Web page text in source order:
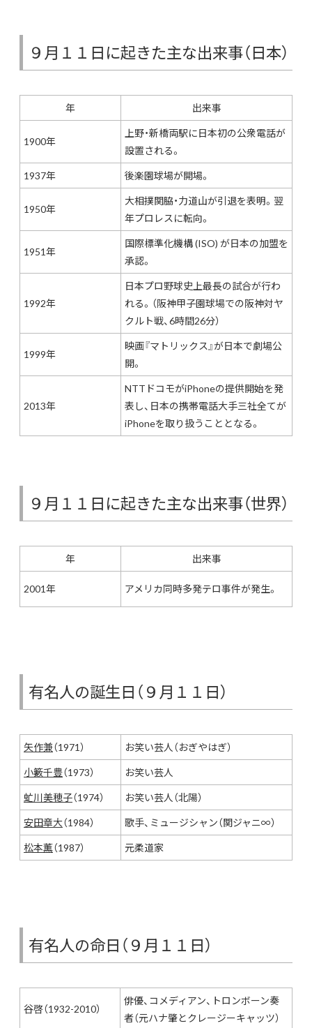
９月１１日に起きた主な出来事（日本）
年 出来事
1900年
上野・新橋両駅に日本初の公衆電話が
設置される。
1937年
後楽園球場が開場。
1950年
大相撲関脇・力道山が引退を表明。翌
年プロレスに転向。
1951年
国際標準化機構 (ISO) が日本の加盟を
承認。
1992年
日本プロ野球史上最長の試合が行わ
れる。（阪神甲子園球場での阪神対ヤ
クルト戦、6時間26分）
1999年
映画『マトリックス』が日本で劇場公
開。
2013年
NTTドコモがiPhoneの提供開始を発
表し、日本の携帯電話大手三社全てが
iPhoneを取り扱うこととなる。
９月１１日に起きた主な出来事（世界）
年 出来事
2001年 アメリカ同時多発テロ事件が発生。
有名人の誕生日（９月１１日）
矢作兼（1971）
お笑い芸人（おぎやはぎ）
小籔千豊（1973）
お笑い芸人
虻川美穂子（1974）
お笑い芸人（北陽）
安田章大（1984）
歌手、ミュージシャン（関ジャニ∞）
松本薫（1987） 元柔道家
有名人の命日（９月１１日）
谷啓（1932-2010）
俳優、コメディアン、トロンボーン奏
者（元ハナ肇とクレージーキャッツ）